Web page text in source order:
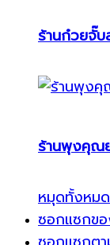
ร้านก๋วยจั๊
ร้านพุงคุณ
หมุดทั้งหมด
ซอกแซกข